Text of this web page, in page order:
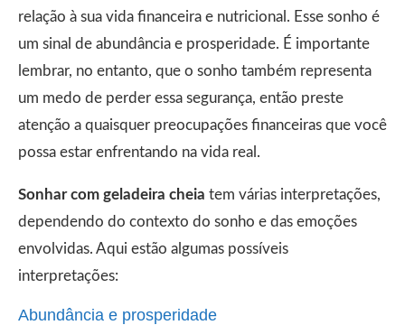
relação à sua vida financeira e nutricional. Esse sonho é
um sinal de abundância e prosperidade. É importante
lembrar, no entanto, que o sonho também representa
um medo de perder essa segurança, então preste
atenção a quaisquer preocupações financeiras que você
possa estar enfrentando na vida real.
Sonhar com geladeira cheia tem várias interpretações,
dependendo do contexto do sonho e das emoções
envolvidas. Aqui estão algumas possíveis
interpretações:
Abundância e prosperidade